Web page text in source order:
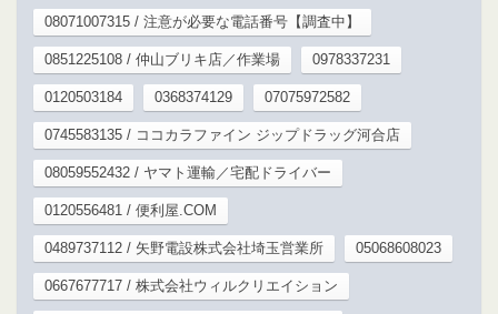
08071007315 / 注意が必要な電話番号【調査中】
0851225108 / 仲山ブリキ店／作業場 0978337231
0120503184 0368374129 07075972582
0745583135 / ココカラファイン ジップドラッグ河合店
08059552432 / ヤマト運輸／宅配ドライバー
0120556481 / 便利屋.COM
0489737112 / 矢野電設株式会社埼玉営業所 05068608023
0667677717 / 株式会社ウィルクリエイション